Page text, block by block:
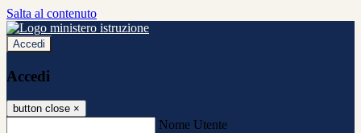
Salta al contenuto
Accedi
Accedi
button close ×
Nome Utente